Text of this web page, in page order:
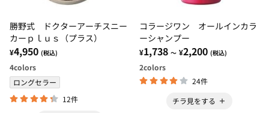
勝野式 ドクターアーチスニー
カーｐｌｕｓ（プラス）
¥4,950 (税込)
4colors
ロングセラー
12件
コラージワン オールインカラ
ーシャンプー
¥1,738 ～ ¥2,200 (税込)
2colors
24件
チラ見をする